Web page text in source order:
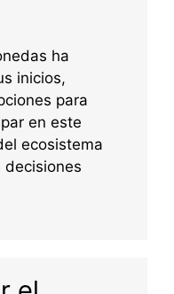
ha
inicios,
para
en este
ecosistema
decisiones